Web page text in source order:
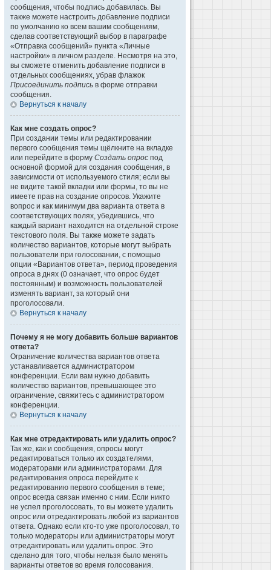
сообщения, чтобы подпись добавилась. Вы
также можете настроить добавление подписи
по умолчанию ко всем вашим сообщениям,
сделав соответствующий выбор в параграфе
«Отправка сообщений» пункта «Личные
настройки» в личном разделе. Несмотря на это,
вы сможете отменить добавление подписи в
отдельных сообщениях, убрав флажок
Присоединить подпись в форме отправки
сообщения.
Вернуться к началу
Как мне создать опрос?
При создании темы или редактировании
первого сообщения темы щёлкните на вкладке
или перейдите в форму Создать опрос под
основной формой для создания сообщения, в
зависимости от используемого стиля; если вы
не видите такой вкладки или формы, то вы не
имеете прав на создание опросов. Укажите
вопрос и как минимум два варианта ответа в
соответствующих полях, убедившись, что
каждый вариант находится на отдельной строке
текстового поля. Вы также можете задать
количество вариантов, которые могут выбрать
пользователи при голосовании, с помощью
опции «Вариантов ответа», период проведения
опроса в днях (0 означает, что опрос будет
постоянным) и возможность пользователей
изменять вариант, за который они
проголосовали.
Вернуться к началу
Почему я не могу добавить больше вариантов
ответа?
Ограничение количества вариантов ответа
устанавливается администратором
конференции. Если вам нужно добавить
количество вариантов, превышающее это
ограничение, свяжитесь с администратором
конференции.
Вернуться к началу
Как мне отредактировать или удалить опрос?
Так же, как и сообщения, опросы могут
редактироваться только их создателями,
модераторами или администраторами. Для
редактирования опроса перейдите к
редактированию первого сообщения в теме;
опрос всегда связан именно с ним. Если никто
не успел проголосовать, то вы можете удалить
опрос или отредактировать любой из вариантов
ответа. Однако если кто-то уже проголосовал, то
только модераторы или администраторы могут
отредактировать или удалить опрос. Это
сделано для того, чтобы нельзя было менять
варианты ответов во время голосования.